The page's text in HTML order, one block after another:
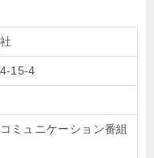
15-4
ミュニケーション番組